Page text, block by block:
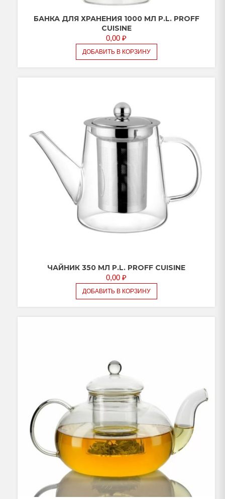
БАНКА ДЛЯ ХРАНЕНИЯ 1000 МЛ P.L. PROFF
CUISINE
0,00 ₽
ДОБАВИТЬ В КОРЗИНУ
ЧАЙНИК 350 МЛ P.L. PROFF CUISINE
0,00 ₽
ДОБАВИТЬ В КОРЗИНУ